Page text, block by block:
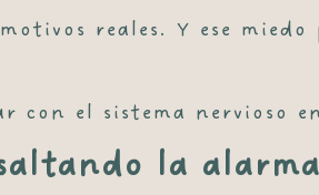
reales. Y ese miedo
con el sistema nervioso
la